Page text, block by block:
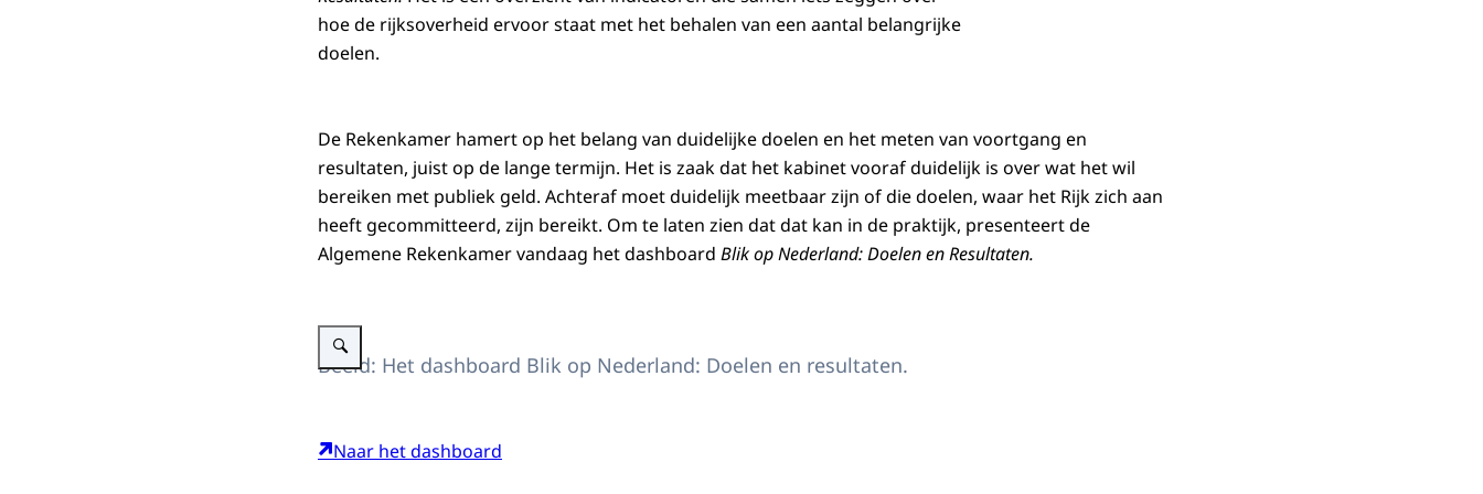
hoe de rijksoverheid ervoor staat met het behalen van een aantal belangrijke
doelen.
De Rekenkamer hamert op het belang van duidelijke doelen en het meten van voortgang en
resultaten, juist op de lange termijn. Het is zaak dat het kabinet vooraf duidelijk is over wat het wil
bereiken met publiek geld. Achteraf moet duidelijk meetbaar zijn of die doelen, waar het Rijk zich aan
heeft gecommitteerd, zijn bereikt. Om te laten zien dat dat kan in de praktijk, presenteert de
Algemene Rekenkamer vandaag het dashboard Blik op Nederland: Doelen en Resultaten.
Vergroot afbeelding Statische weergave van het dashboard. Volg een van de links op deze pagina om naar het interactieve dashboard te gaan.
Beeld: Het dashboard Blik op Nederland: Doelen en resultaten.
Naar het dashboard